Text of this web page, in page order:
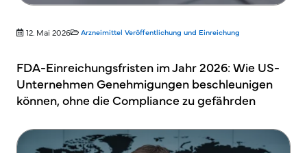
12. Mai 2026 Arzneimittel Veröffentlichung und Einreichung
FDA-Einreichungsfristen im Jahr 2026: Wie US-
Unternehmen Genehmigungen beschleunigen
können, ohne die Compliance zu gefährden